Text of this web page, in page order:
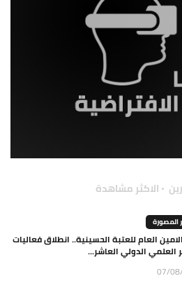
الاكثر مشاهدة
المصورة
العام للعتبة الحسينية.. انطلاق فعاليات
العلمي الدولي العاشر...
07/